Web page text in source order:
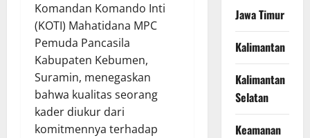
Komandan Komando Inti
(KOTI) Mahatidana MPC
Pemuda Pancasila
Kabupaten Kebumen,
Suramin, menegaskan
bahwa kualitas seorang
kader diukur dari
komitmennya terhadap
Jawa Timur
Kalimantan
Kalimantan
Selatan
Keamanan